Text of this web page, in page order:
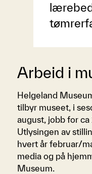
Arbeid i
Helgeland
tilbyr museet, i
august, jobb for
Utlysingen av
hvert år februar/
media og på
Museum.